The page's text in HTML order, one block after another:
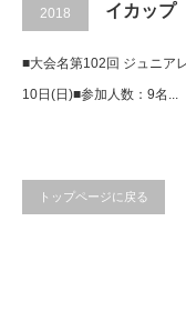
2018
イカップ
■大会名第102回 ジュニア
10日(日)■参加人数：9名...
トップページに戻る